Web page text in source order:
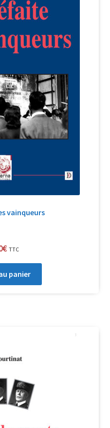
cookies
vainqueurs
€ TTC
panier